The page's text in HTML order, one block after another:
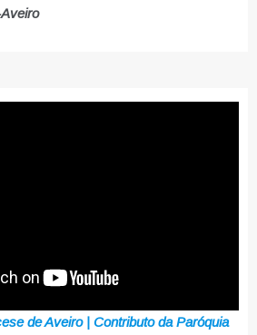
de Aveiro | Contributo da Paróquia